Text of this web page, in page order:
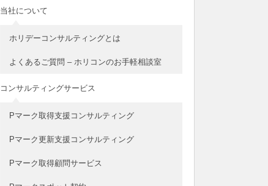
当社について
ホリデーコンサルティングとは
よくあるご質問 – ホリコンのお手軽相談室
コンサルティングサービス
Pマーク取得支援コンサルティング
Pマーク更新支援コンサルティング
Pマーク取得顧問サービス